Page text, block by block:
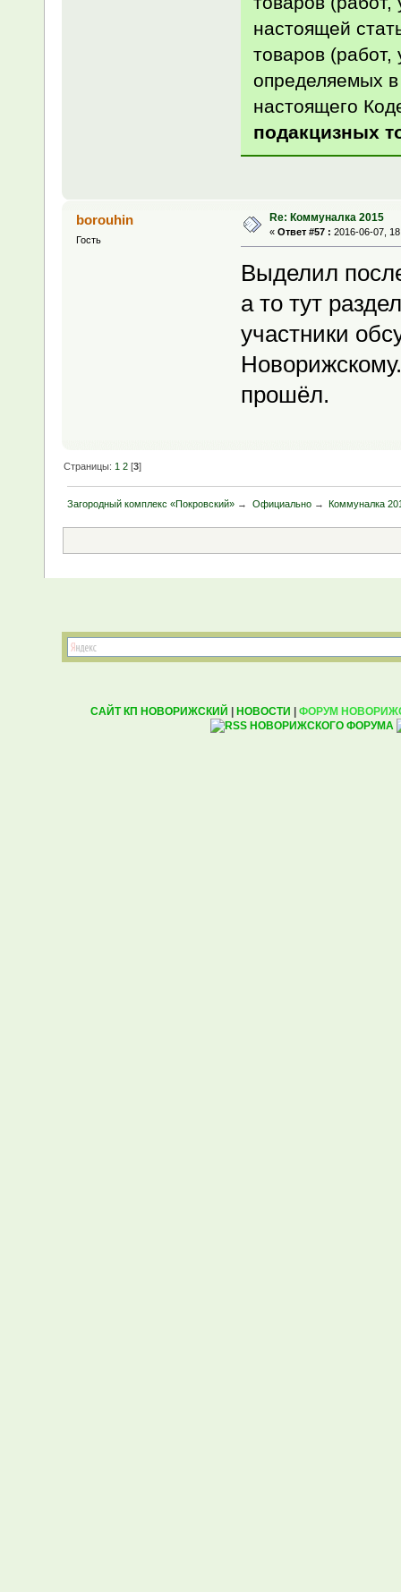
настоящей
товаров (работ,
определяемых в
настоящего
подакцизных
borouhin
Гость
Re: Коммуналка 2015
« Ответ #57 : 2016-06-07,
Выделил
а то тут
участники
прошёл.
Страницы: 1 2 [3]
Загородный комплекс «Покровский» → Официально→ Коммуналка
САЙТ КП НОВОРИЖСКИЙ НОВОСТИ ФОРУМ